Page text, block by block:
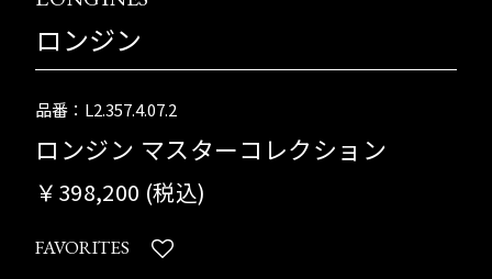
ロンジン
品番：L2.357.4.07.2
ロンジン マスターコレクション
￥398,200 (税込)
FAVORITES